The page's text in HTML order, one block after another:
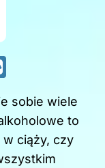
k
o
p
sobie wiele
to
ciąży, czy